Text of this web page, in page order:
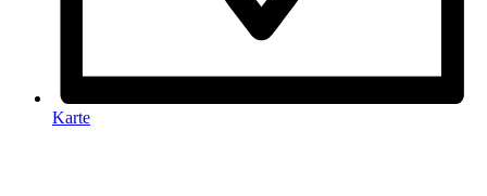
Karte